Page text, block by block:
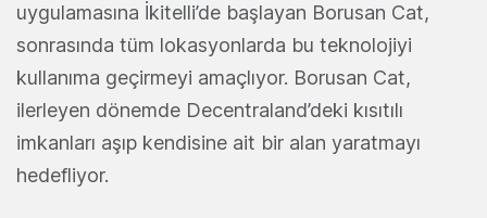
uygulamasına İkitelli’de başlayan Borusan Cat,
sonrasında tüm lokasyonlarda bu teknolojiyi
kullanıma geçirmeyi amaçlıyor. Borusan Cat,
ilerleyen dönemde Decentraland’deki kısıtılı
imkanları aşıp kendisine ait bir alan yaratmayı
hedefliyor.